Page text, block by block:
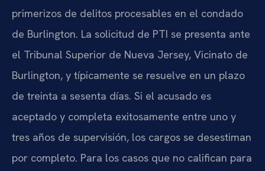
primerizos de delitos procesables en el condado
de Burlington. La solicitud de PTI se presenta ante
el Tribunal Superior de Nueva Jersey, Vicinato de
Burlington, y típicamente se resuelve en un plazo
de treinta a sesenta días. Si el acusado es
aceptado y completa exitosamente entre uno y
tres años de supervisión, los cargos se desestiman
por completo. Para los casos que no califican para